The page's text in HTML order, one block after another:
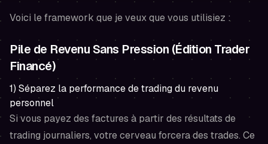
Voici le framework que je veux que vous utilisiez :
Pile de Revenu Sans Pression (Édition Trader
Financé)
1) Séparez la performance de trading du revenu
personnel
Si vous payez des factures à partir des résultats de
trading journaliers, votre cerveau forcera des trades. Ce